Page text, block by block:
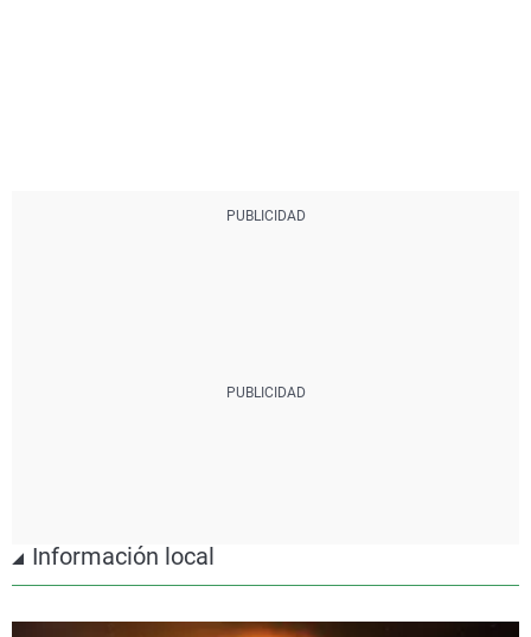
Información local